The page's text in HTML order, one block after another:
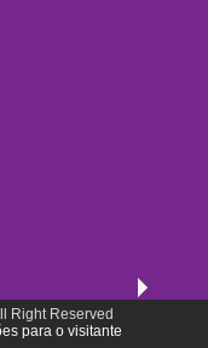
Right Reserved
para o visitante